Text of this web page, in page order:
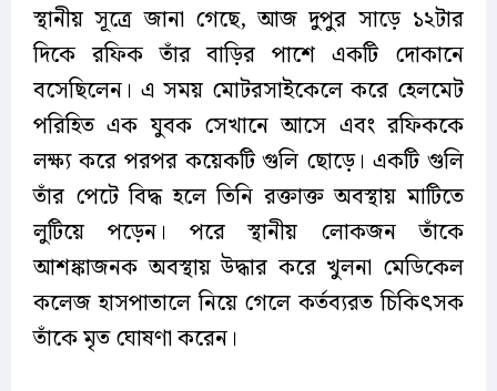
স্থানীয় সূত্রে জানা গেছে, আজ দুপুর সাড়ে ১২টার
দিকে রফিক তাঁর বাড়ির পাশে একটি দোকানে
বসেছিলেন। এ সময় মোটরসাইকেলে করে হেলমেট
পরিহিত এক যুবক সেখানে আসে এবং রফিককে
লক্ষ্য করে পরপর কয়েকটি গুলি ছোড়ে। একটি গুলি
তাঁর পেটে বিদ্ধ হলে তিনি রক্তাক্ত অবস্থায় মাটিতে
লুটিয়ে পড়েন। পরে স্থানীয় লোকজন তাঁকে
আশঙ্কাজনক অবস্থায় উদ্ধার করে খুলনা মেডিকেল
কলেজ হাসপাতালে নিয়ে গেলে কর্তব্যরত চিকিৎসক
তাঁকে মৃত ঘোষণা করেন।